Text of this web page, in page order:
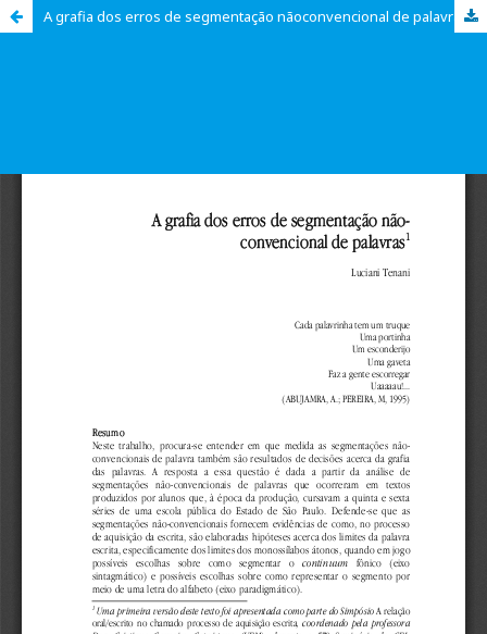
A grafia dos erros de segmentação nãoconvencional de palavras